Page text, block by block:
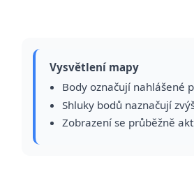
Vysvětlení mapy
Body označují nahlášené
Shluky bodů naznačují
Zobrazení se průběžně